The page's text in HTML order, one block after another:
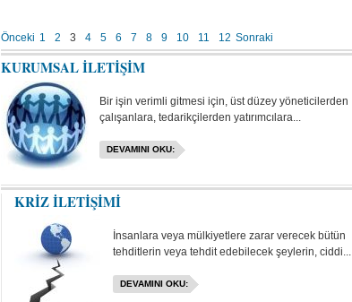
Önceki 1 2 3 4 5 6 7 8 9 10 11 12 Sonraki
KURUMSAL İLETİŞİM
Bir işin verimli gitmesi için, üst düzey yöneticilerden
çalışanlara, tedarikçilerden yatırımcılara...
DEVAMINI OKU:
KRİZ İLETİŞİMİ
İnsanlara veya mülkiyetlere zarar verecek bütün
tehditlerin veya tehdit edebilecek şeylerin, ciddi...
DEVAMINI OKU: